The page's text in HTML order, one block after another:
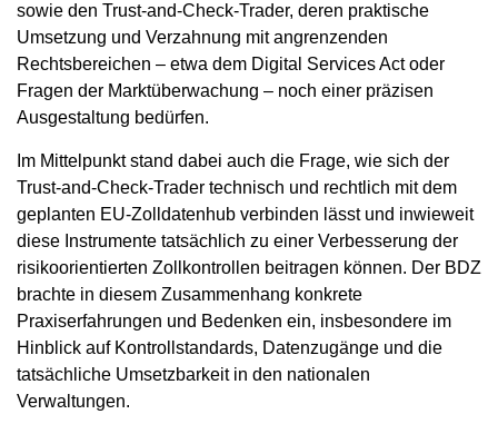
sowie den Trust-and-Check-Trader, deren praktische
Umsetzung und Verzahnung mit angrenzenden
Rechtsbereichen – etwa dem Digital Services Act oder
Fragen der Marktüberwachung – noch einer präzisen
Ausgestaltung bedürfen.
Im Mittelpunkt stand dabei auch die Frage, wie sich der
Trust-and-Check-Trader technisch und rechtlich mit dem
geplanten EU-Zolldatenhub verbinden lässt und inwieweit
diese Instrumente tatsächlich zu einer Verbesserung der
risikoorientierten Zollkontrollen beitragen können. Der BDZ
brachte in diesem Zusammenhang konkrete
Praxiserfahrungen und Bedenken ein, insbesondere im
Hinblick auf Kontrollstandards, Datenzugänge und die
tatsächliche Umsetzbarkeit in den nationalen
Verwaltungen.